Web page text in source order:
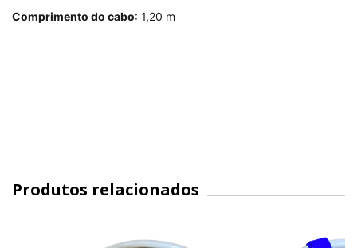
Comprimento do cabo: 1,20 m
Produtos relacionados